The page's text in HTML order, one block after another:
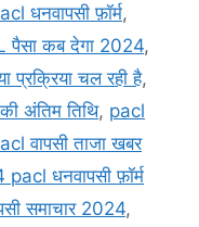
धनवापसी फ़ॉर्म,
पैसा कब देगा 2024,
प्रक्रिया चल रही है,
अंतिम तिथि, pacl
वापसी ताजा खबर
धनवापसी फ़ॉर्म
समाचार 2024,